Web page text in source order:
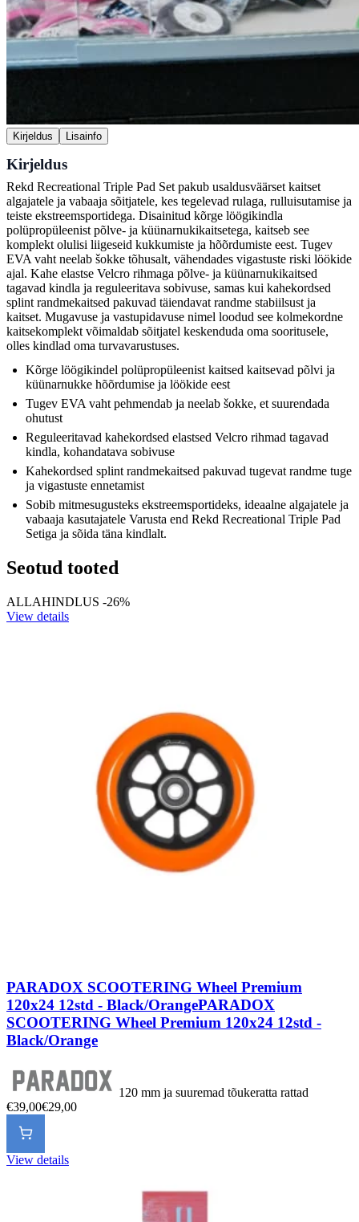
Kirjeldus Lisainfo
Kirjeldus
Rekd Recreational Triple Pad Set pakub usaldusväärset kaitset
algajatele ja vabaaja sõitjatele, kes tegelevad rulaga, rulluisutamise ja
teiste ekstreemsportidega. Disainitud kõrge löögikindla
polüpropüleenist põlve- ja küünarnukikaitsetega, kaitseb see
komplekt olulisi liigeseid kukkumiste ja hõõrdumiste eest. Tugev
EVA vaht neelab šokke tõhusalt, vähendades vigastuste riski löökide
ajal. Kahe elastse Velcro rihmaga põlve- ja küünarnukikaitsed
tagavad kindla ja reguleeritava sobivuse, samas kui kahekordsed
splint randmekaitsed pakuvad täiendavat randme stabiilsust ja
kaitset. Mugavuse ja vastupidavuse nimel loodud see kolmekordne
kaitsekomplekt võimaldab sõitjatel keskenduda oma sooritusele,
olles kindlad oma turvavarustuses.
Kõrge löögikindel polüpropüleenist kaitsed kaitsevad põlvi ja
küünarnukke hõõrdumise ja löökide eest
Tugev EVA vaht pehmendab ja neelab šokke, et suurendada
ohutust
Reguleeritavad kahekordsed elastsed Velcro rihmad tagavad
kindla, kohandatava sobivuse
Kahekordsed splint randmekaitsed pakuvad tugevat randme tuge
ja vigastuste ennetamist
Sobib mitmesugusteks ekstreemsportideks, ideaalne algajatele ja
vabaaja kasutajatele Varusta end Rekd Recreational Triple Pad
Setiga ja sõida täna kindlalt.
Seotud tooted
ALLAHINDLUS -26%
View details
PARADOX SCOOTERING Wheel Premium
120x24 12std - Black/OrangePARADOX
SCOOTERING Wheel Premium 120x24 12std -
Black/Orange
120 mm ja suuremad tõukeratta rattad
€39,00€29,00
View details